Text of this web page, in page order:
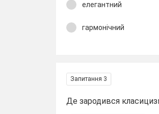
елегантний
гармонічний
Запитання 3
Де зародився